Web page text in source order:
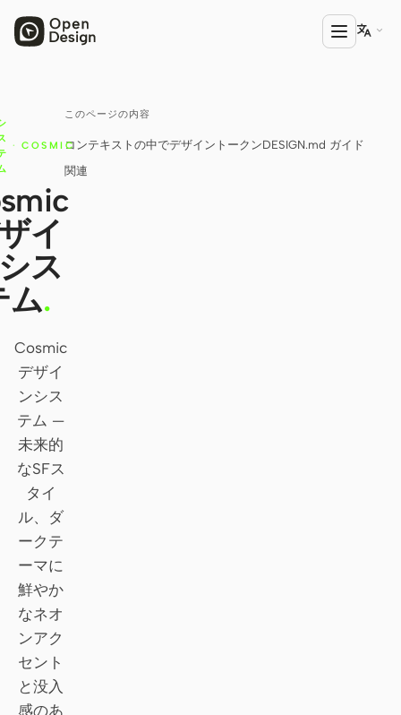
プロダクト
Open Design
HTML Anything
HTML Video
Codex Slides
Codex
Cursor Agent
Claude Code
OpenCode
Gemini CLI
GitHub Copilot CLI
Qwen Code
Grok Build
Kimi CLI
DeepSeek TUI

このページの内容
コンテキストの中でデザイントークンDESIGN.md ガイド
関連
· COSMIC
イ
ス
ム.
Cosmic
デザイ
ンシス
テム —
未来的
なSFス
タイ
ル、ダ
ークテ
ーマに
鮮やか
なネオ
ンアク
セント
と没入
感のあ